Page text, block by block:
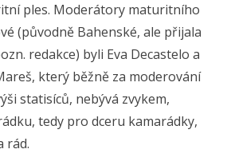
ples. Moderátory maturitního
(původně Bahenské, ale přijala
redakce) byli Eva Decastelo a
který běžně za moderování
statisíců, nebývá zvykem,
tedy pro dceru kamarádky,
rád.